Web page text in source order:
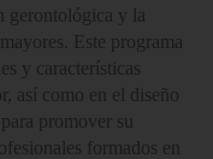
gerontológica y la
Este programa
y características
así como en el diseño
promover su
formados en